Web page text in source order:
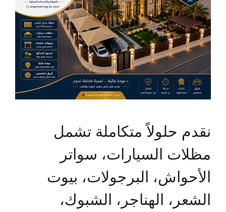
نقدم حلولاً متكاملة تشمل
مظلات السيارات، سواتر
الأحواش، البرجولات، بيوت
الشعر، الهناجر، الشبوك،